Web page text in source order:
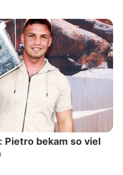
Pietro bekam so viel